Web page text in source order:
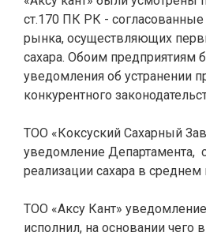
ст.170 ПК РК - согласованные
рынка, осуществляющих
сахара. Обоим предприятиям
уведомления об устранении
конкурентного
ТОО «Коксуский Сахарный
уведомление Департамента,
реализации сахара в среднем
ТОО «Аксу Кант»
исполнил, на основании чего